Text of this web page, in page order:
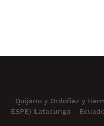
Quijano y Ordoñez y
ESPE) Latacunga -